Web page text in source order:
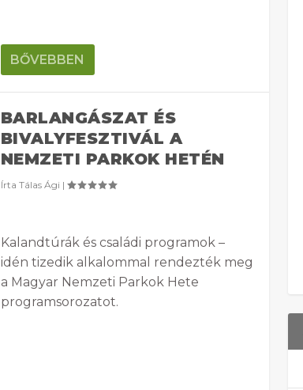
BŐVEBBEN
BARLANGÁSZAT ÉS
BIVALYFESZTIVÁL A
NEMZETI PARKOK HETÉN
Írta Tálas Ági |
Kalandtúrák és családi programok –
idén tizedik alkalommal rendezték meg
a Magyar Nemzeti Parkok Hete
programsorozatot.